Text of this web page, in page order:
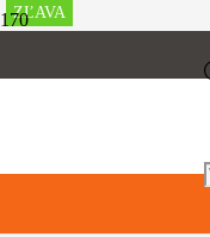
TIMBERSPORTS,
Ľadvinka
ZĽAVA
ZĽAVA
ZĽAVA
ZĽAVA